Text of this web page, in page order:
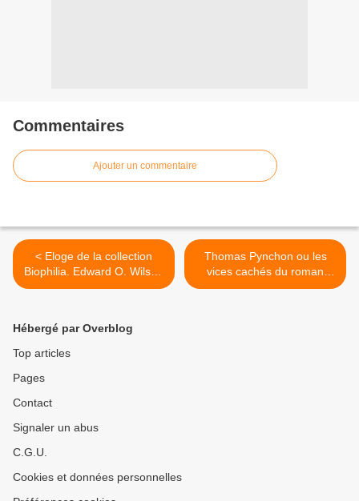
Commentaires
Ajouter un commentaire
< Eloge de la collection
Biophilia. Edward O. Wilson
: Biophilie ; William Bartram
Thomas Pynchon ou les
vices cachés du roman
policier et autres fonds
Hébergé par Overblog
Top articles
Pages
Contact
Signaler un abus
C.G.U.
Cookies et données personnelles